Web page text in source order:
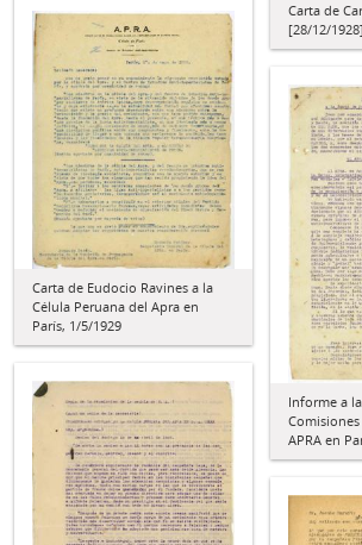
Carta de
[28/12/1928]
Carta de Eudocio Ravines a la
Célula Peruana del Apra en
París, 1/5/1929
Informe a
APRA en